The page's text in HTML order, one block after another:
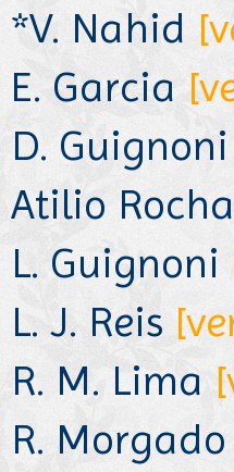
*V. Nahid
E. Garcia
D. Guignoni
Atilio Rocha
L. Guignoni
L. J. Reis
R. M. Lima
R. Morgado